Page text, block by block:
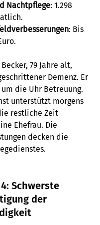
Nachtpflege: 1.298
: Bis
79 Jahre alt,
Demenz. Er
die Uhr Betreuung.
unterstützt morgens
restliche Zeit
Ehefrau. Die
decken die
Schwerste
der